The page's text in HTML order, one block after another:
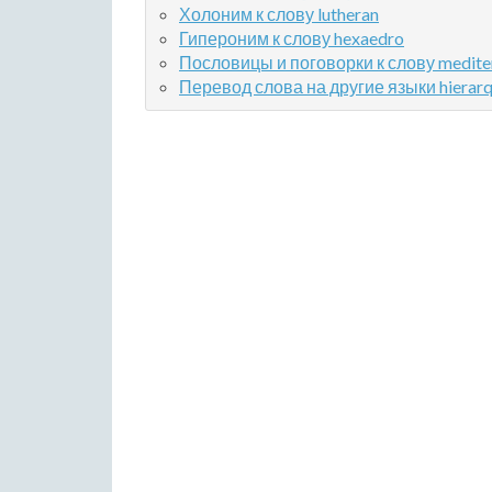
Холоним к слову lutheran
Гипероним к слову hexaedro
Пословицы и поговорки к слову
Перевод слова на другие языки